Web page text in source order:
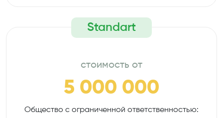
Standart
стоимость от
5 000 000
Общество с ограниченной ответственностью: